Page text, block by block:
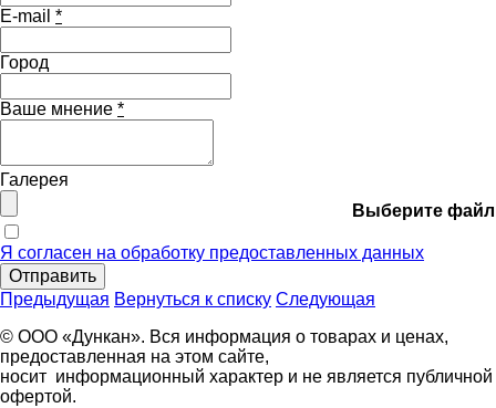
E-mail *
Город
Ваше мнение *
Галерея
Выберите файл
Я согласен на обработку предоставленных данных
Отправить
Предыдущая Вернуться к списку Следующая
© ООО «Дункан». Вся информация о товарах и ценах,
предоставленная на этом сайте,
носит информационный характер и не является публичной
офертой.